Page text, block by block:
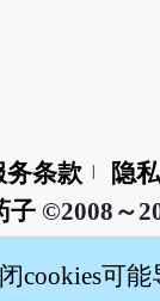
务条款 隐
子©2008～
cookies可能